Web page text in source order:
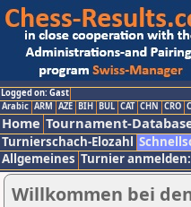
Logged on: Gast
Arabic ARM AZE BIH BUL CAT CHN CRO
Home Tournament-
Turnierschach-Elozahl
Allgemeines Turnier anmelden:
Willkommen bei